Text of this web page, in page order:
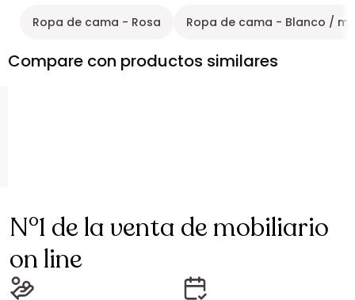
Ropa de cama - Rosa Ropa de cama - Blanco /
Compare con productos similares
N°1 de la venta de mobiliario
on line